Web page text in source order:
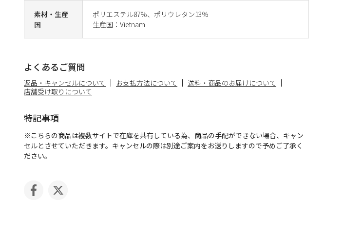
素材・生産
国
ポリエステル87％、ポリウレタン13％
生産国：Vietnam
よくあるご質問
返品・キャンセルについて お支払方法について
送料・商品のお届けについて
店舗受け取りについて
特記事項
※こちらの商品は複数サイトで在庫を共有している為、商品の手配ができない場合、キャン
セルとさせていただきます。キャンセルの際は別途ご案内をお送りしますので予めご了承く
ださい。